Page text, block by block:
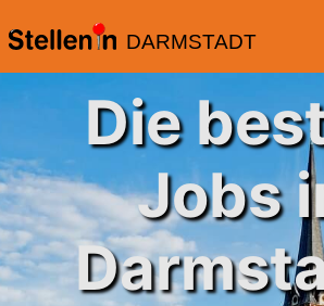
DARMSTADT
Die
Jobs